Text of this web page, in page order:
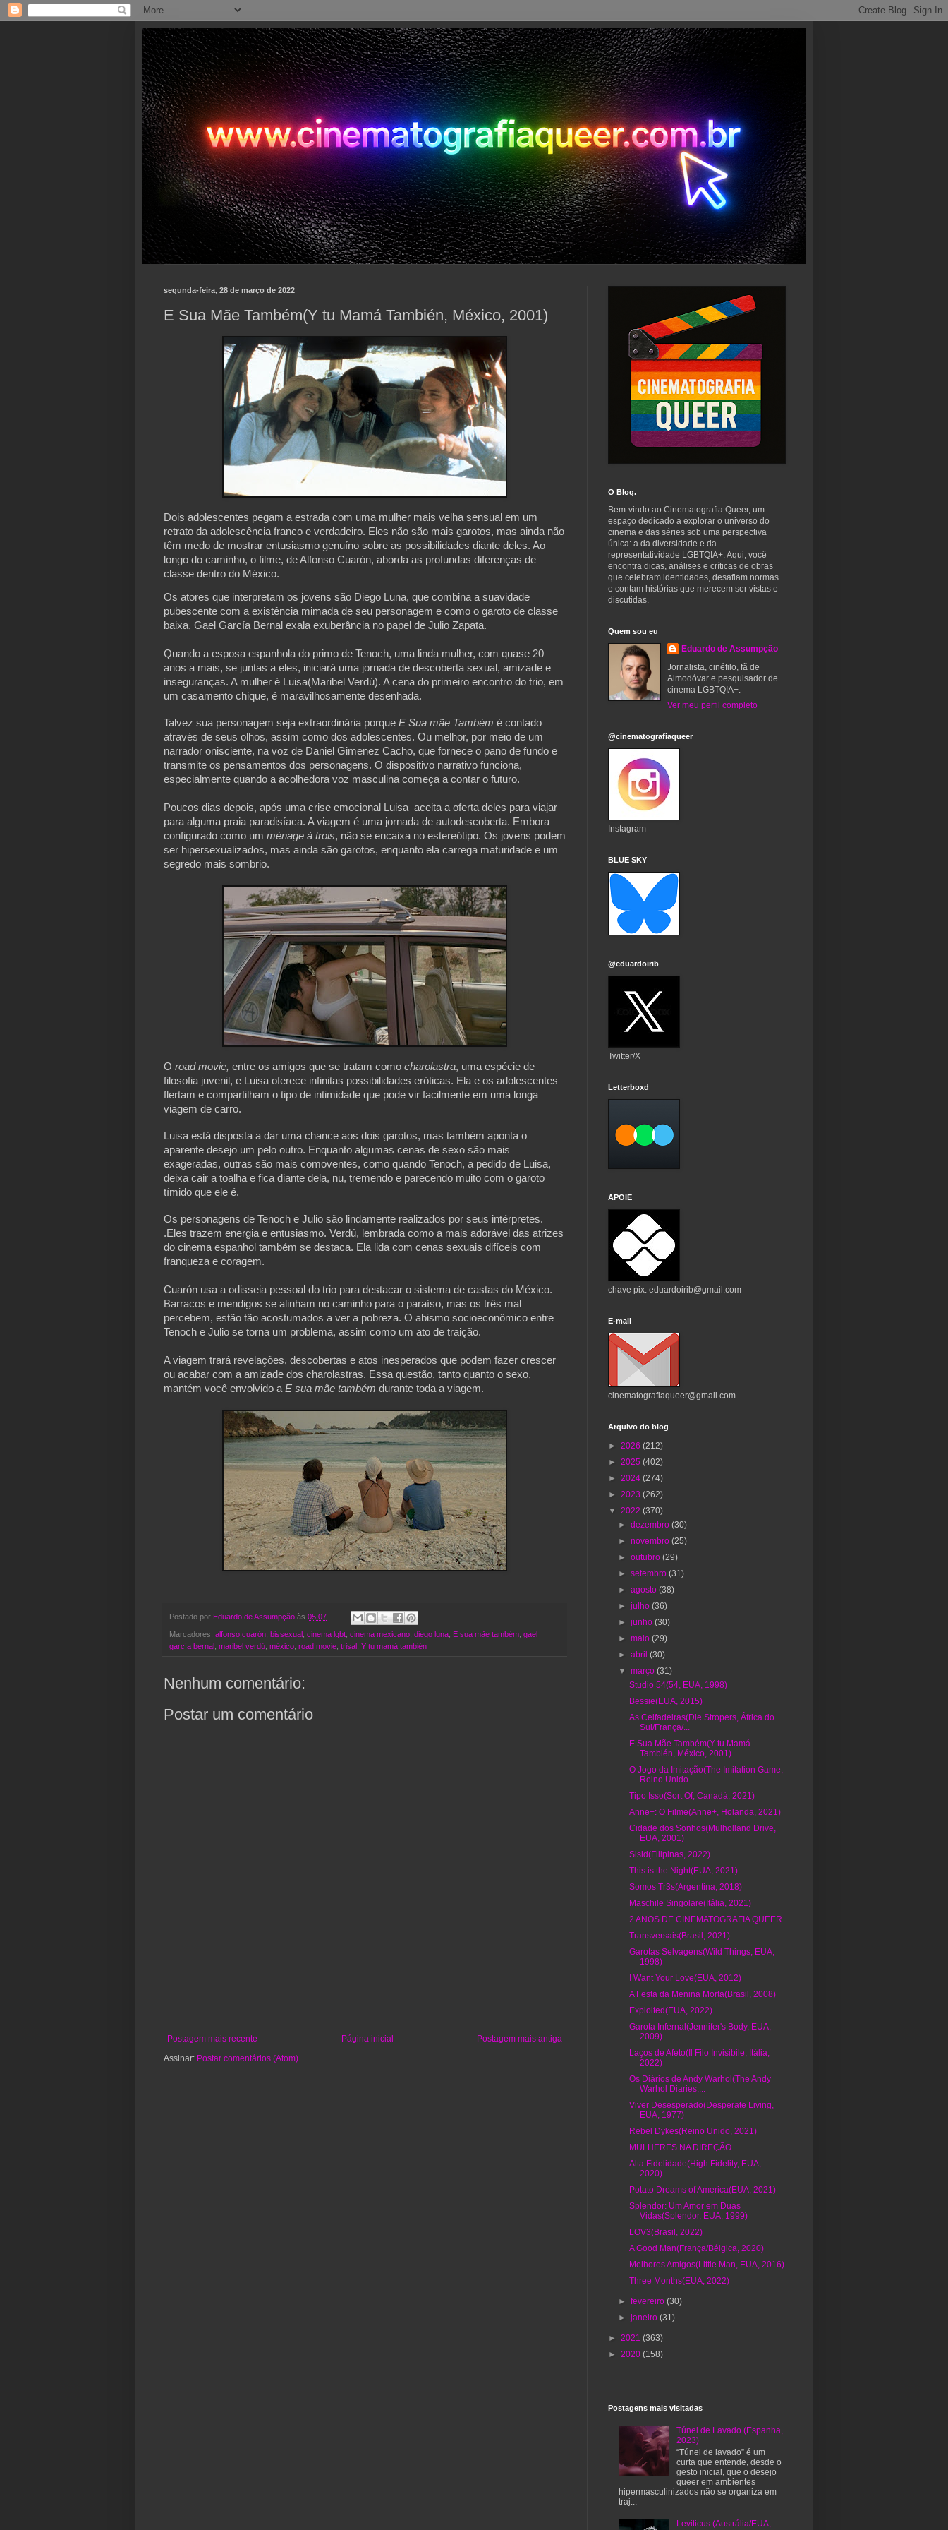
segunda-feira, 28 de março de 2022
E Sua Mãe Também(Y tu Mamá También, México, 2001)
Dois adolescentes pegam a estrada com uma mulher mais velha sensual em um
retrato da adolescência franco e verdadeiro. Eles não são mais garotos, mas ainda não
têm medo de mostrar entusiasmo genuíno sobre as possibilidades diante deles. Ao
longo do caminho, o filme, de Alfonso Cuarón, aborda as profundas diferenças de
classe dentro do México.
Os atores que interpretam os jovens são Diego Luna, que combina a suavidade
pubescente com a existência mimada de seu personagem e como o garoto de classe
baixa, Gael García Bernal exala exuberância no papel de Julio Zapata.
Quando a esposa espanhola do primo de Tenoch, uma linda mulher, com quase 20
anos a mais, se juntas a eles, iniciará uma jornada de descoberta sexual, amizade e
inseguranças. A mulher é Luisa(Maribel Verdú). A cena do primeiro encontro do trio, em
um casamento chique, é maravilhosamente desenhada.
Talvez sua personagem seja extraordinária porque E Sua mãe Também é contado
através de seus olhos, assim como dos adolescentes. Ou melhor, por meio de um
narrador onisciente, na voz de Daniel Gimenez Cacho, que fornece o pano de fundo e
transmite os pensamentos dos personagens. O dispositivo narrativo funciona,
especialmente quando a acolhedora voz masculina começa a contar o futuro.
Poucos dias depois, após uma crise emocional Luisa  aceita a oferta deles para viajar
para alguma praia paradisíaca. A viagem é uma jornada de autodescoberta. Embora
configurado como um ménage à trois, não se encaixa no estereótipo. Os jovens podem
ser hipersexualizados, mas ainda são garotos, enquanto ela carrega maturidade e um
segredo mais sombrio.
O road movie, entre os amigos que se tratam como charolastra, uma espécie de
filosofia juvenil, e Luisa oferece infinitas possibilidades eróticas. Ela e os adolescentes
flertam e compartilham o tipo de intimidade que pode vir facilmente em uma longa
viagem de carro.
Luisa está disposta a dar uma chance aos dois garotos, mas também aponta o
aparente desejo um pelo outro. Enquanto algumas cenas de sexo são mais
exageradas, outras são mais comoventes, como quando Tenoch, a pedido de Luisa,
deixa cair a toalha e fica diante dela, nu, tremendo e parecendo muito com o garoto
tímido que ele é.
Os personagens de Tenoch e Julio são lindamente realizados por seus intérpretes.
.Eles trazem energia e entusiasmo. Verdú, lembrada como a mais adorável das atrizes
do cinema espanhol também se destaca. Ela lida com cenas sexuais difíceis com
franqueza e coragem.
Cuarón usa a odisseia pessoal do trio para destacar o sistema de castas do México.
Barracos e mendigos se alinham no caminho para o paraíso, mas os três mal
percebem, estão tão acostumados a ver a pobreza. O abismo socioeconômico entre
Tenoch e Julio se torna um problema, assim como um ato de traição.
A viagem trará revelações, descobertas e atos inesperados que podem fazer crescer
ou acabar com a amizade dos charolastras. Essa questão, tanto quanto o sexo,
mantém você envolvido a E sua mãe também durante toda a viagem.
Postado por Eduardo de Assumpção às 05:07
Marcadores: alfonso cuarón bissexual cinema lgbt cinema mexicano diego luna E sua mãe também gael
garcía bernal maribel verdú méxico road movie trisal Y tu mamá también
Nenhum comentário:
Postar um comentário
Postagem mais recente Postagem mais antiga
Página inicial
Assinar: Postar comentários (Atom)
O Blog.
Bem-vindo ao Cinematografia Queer, um
espaço dedicado a explorar o universo do
cinema e das séries sob uma perspectiva
única: a da diversidade e da
representatividade LGBTQIA+. Aqui, você
encontra dicas, análises e críticas de obras
que celebram identidades, desafiam normas
e contam histórias que merecem ser vistas e
discutidas.
Quem sou eu
Eduardo de Assumpção
Jornalista, cinéfilo, fã de
Almodóvar e pesquisador de
cinema LGBTQIA+.
Ver meu perfil completo
@cinematografiaqueer
Instagram
BLUE SKY
@eduardoirib
Twitter/X
Letterboxd
APOIE
chave pix: eduardoirib@gmail.com
E-mail
cinematografiaqueer@gmail.com
Arquivo do blog
► 2026 (212)
► 2025 (402)
► 2024 (274)
► 2023 (262)
▼ 2022 (370)
►dezembro(30)
►novembro(25)
►outubro(29)
►setembro(31)
►agosto(38)
►julho(36)
►junho(30)
►maio(29)
►abril(30)
▼março(31)
Studio 54(54, EUA, 1998)
Bessie(EUA, 2015)
As Ceifadeiras(Die Stropers, África do
Sul/França/...
E Sua Mãe Também(Y tu Mamá
También, México, 2001)
O Jogo da Imitação(The Imitation Game,
Reino Unido...
Tipo Isso(Sort Of, Canadá, 2021)
Anne+: O Filme(Anne+, Holanda, 2021)
Cidade dos Sonhos(Mulholland Drive,
EUA, 2001)
Sisid(Filipinas, 2022)
This is the Night(EUA, 2021)
Somos Tr3s(Argentina, 2018)
Maschile Singolare(Itália, 2021)
2 ANOS DE CINEMATOGRAFIA QUEER
Transversais(Brasil, 2021)
Garotas Selvagens(Wild Things, EUA,
1998)
I Want Your Love(EUA, 2012)
A Festa da Menina Morta(Brasil, 2008)
Exploited(EUA, 2022)
Garota Infernal(Jennifer's Body, EUA,
2009)
Laços de Afeto(Il Filo Invisibile, Itália,
2022)
Os Diários de Andy Warhol(The Andy
Warhol Diaries,...
Viver Desesperado(Desperate Living,
EUA, 1977)
Rebel Dykes(Reino Unido, 2021)
MULHERES NA DIREÇÃO
Alta Fidelidade(High Fidelity, EUA,
2020)
Potato Dreams of America(EUA, 2021)
Splendor: Um Amor em Duas
Vidas(Splendor, EUA, 1999)
LOV3(Brasil, 2022)
A Good Man(França/Bélgica, 2020)
Melhores Amigos(Little Man, EUA, 2016)
Three Months(EUA, 2022)
►fevereiro(30)
►janeiro(31)
► 2021 (363)
► 2020 (158)
Postagens mais visitadas
Túnel de Lavado (Espanha,
2023)
“Túnel de lavado” é um
curta que entende, desde o
gesto inicial, que o desejo
queer em ambientes
hipermasculinizados não se organiza em
traj...
Leviticus (Austrália/EUA,